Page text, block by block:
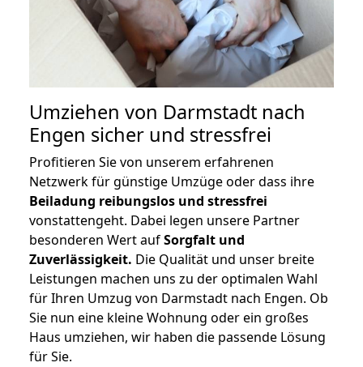
Umziehen von Darmstadt nach
Engen sicher und stressfrei
Profitieren Sie von unserem erfahrenen
Netzwerk für günstige Umzüge oder dass ihre
Beiladung reibungslos und stressfrei
vonstattengeht. Dabei legen unsere Partner
besonderen Wert aufSorgfalt und
Zuverlässigkeit. Die Qualität und unser breite
Leistungen machen uns zu der optimalen Wahl
für Ihren Umzug von Darmstadt nach Engen. Ob
Sie nun eine kleine Wohnung oder ein großes
Haus umziehen, wir haben die passende Lösung
für Sie.